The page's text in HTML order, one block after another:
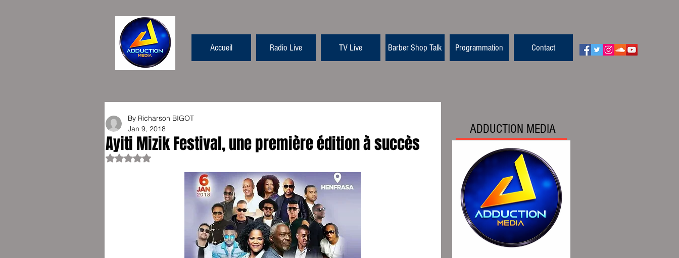
Accueil Radio Live TV Live Barber Shop Talk Programmation Contact
Ayiti Mizik Festival, une première édition à succès
By Richarson BIGOT
Jan 9, 2018
Rated NaN out of 5 stars.
ADDUCTION MEDIA